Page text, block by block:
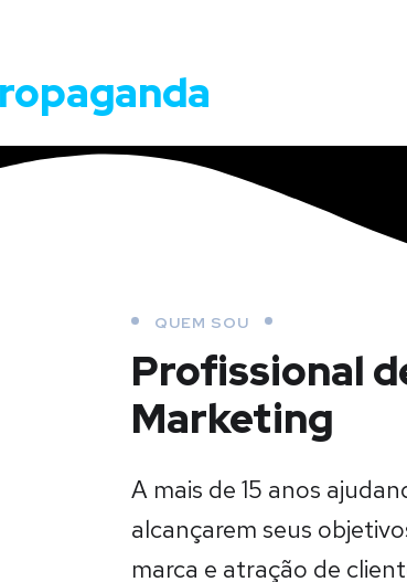
QUEM SOU
Profissional
Marketing
A mais de 15 anos
alcançarem seus
marca e atração de